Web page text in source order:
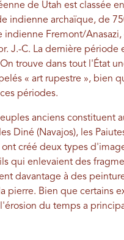
de Utah est classée
indienne archaïque, de
indienne Fremont/
J.-C. La dernière
On trouve dans tout l'État
« art rupestre », bien
périodes.
anciens constituent
Diné (Navajos), les
ont créé deux types
qui enlevaient des
davantage à des
pierre. Bien que certains
du temps a